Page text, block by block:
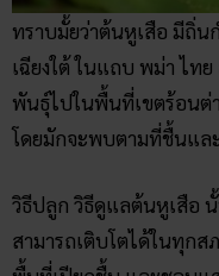
ทราบมั้ยว่าต้นหูเสือ มีถิ่น
เฉียงใต้ ในแถบ พม่า ไท
พันธ์ุไปในพื้นที่เขตร้อนต่
โดยมักจะพบตามที่ชื้นแล
วิธีปลูก วิธีดูแลต้นหูเสือ
สามารถเติบโตได้ในทุ